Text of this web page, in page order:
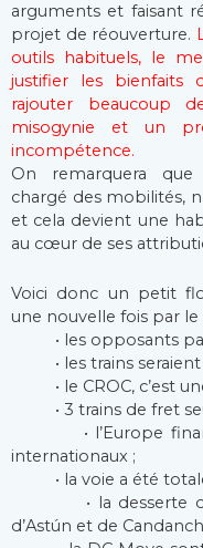
arguments et faisant
projet de réouverture.
outils habituels, le
justifier les bienfaits
rajouter beaucoup
misogynie et un
incompétence.
On remarquera que
chargé des mobilités,
et cela devient une
au cœur de ses
Voici donc un petit
une nouvelle fois par
• les opposants
• les trains seraient
• le CROC, c’est
• 3 trains de fret
• l’Europe
internationaux ;
• la voie a été
• la desserte des
d’Astún et de